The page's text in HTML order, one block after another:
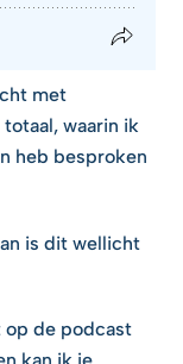
met
waarin ik
heb besproken
is dit wellicht
op de podcast